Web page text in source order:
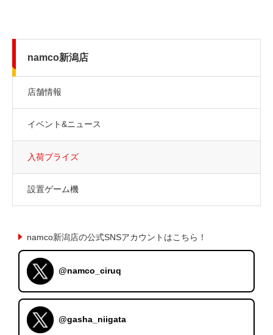
namco新潟店
店舗情報
イベント&ニュース
入荷プライズ
設置ゲーム機
namco新潟店の公式SNSアカウントはこちら！
@namco_ciruq
@gasha_niigata